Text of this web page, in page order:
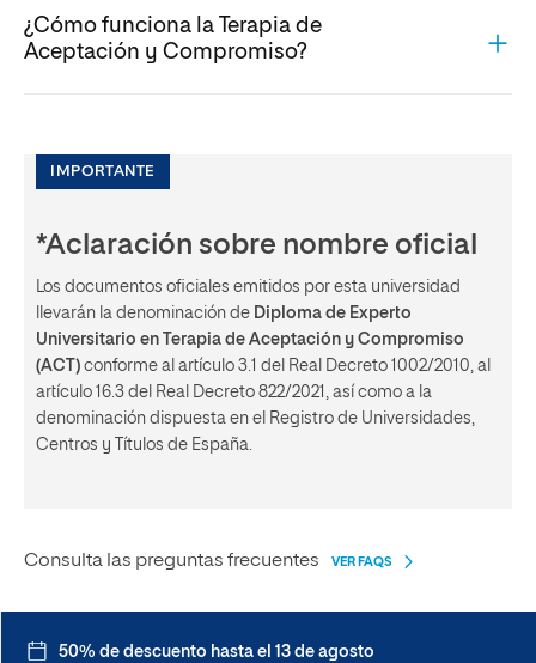
¿Cómo funciona la Terapia de
Aceptación y Compromiso?
IMPORTANTE
*Aclaración sobre nombre oficial
Los documentos oficiales emitidos por esta universidad
llevarán la denominación de Diploma de Experto
Universitario en Terapia de Aceptación y Compromiso
(ACT) conforme al artículo 3.1 del Real Decreto 1002/2010, al
artículo 16.3 del Real Decreto 822/2021, así como a la
denominación dispuesta en el Registro de Universidades,
Centros y Títulos de España.
Consulta las preguntas frecuentes VER FAQS
50% de descuento hasta el 13 de agosto